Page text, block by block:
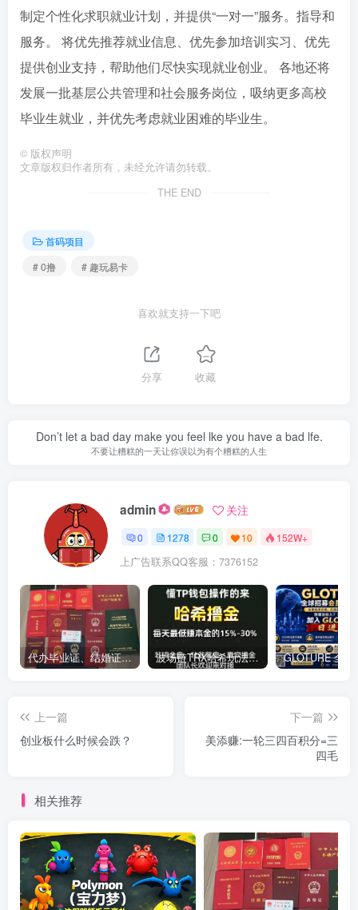
制定个性化求职就业计划，并提供“一对一”服务。指导和
服务。 将优先推荐就业信息、优先参加培训实习、优先
提供创业支持，帮助他们尽快实现就业创业。 各地还将
发展一批基层公共管理和社会服务岗位，吸纳更多高校
毕业生就业，并优先考虑就业困难的毕业生。
© 版权声明
文章版权归作者所有，未经允许请勿转载。
THE END
首码项目
# 0撸
# 趣玩易卡
喜欢就支持一下吧
分享 收藏
Don’t let a bad day make you feel lke you have a bad lfe.
不要让糟糕的一天让你误以为有个糟糕的人生
admin 关注
0 1278 0 10 152W+
上广告联系QQ客服：7376152
代办毕业证、结婚证、房产证、不动产权证书、离婚证、中专/大专/高中 ​波场链TRX哈希玩法深度解析：低门槛也能实现稳定回报的新思路
上一篇
创业板什么时候会跌？
下一篇
美添赚:一轮三四百积分=三
四毛
相关推荐